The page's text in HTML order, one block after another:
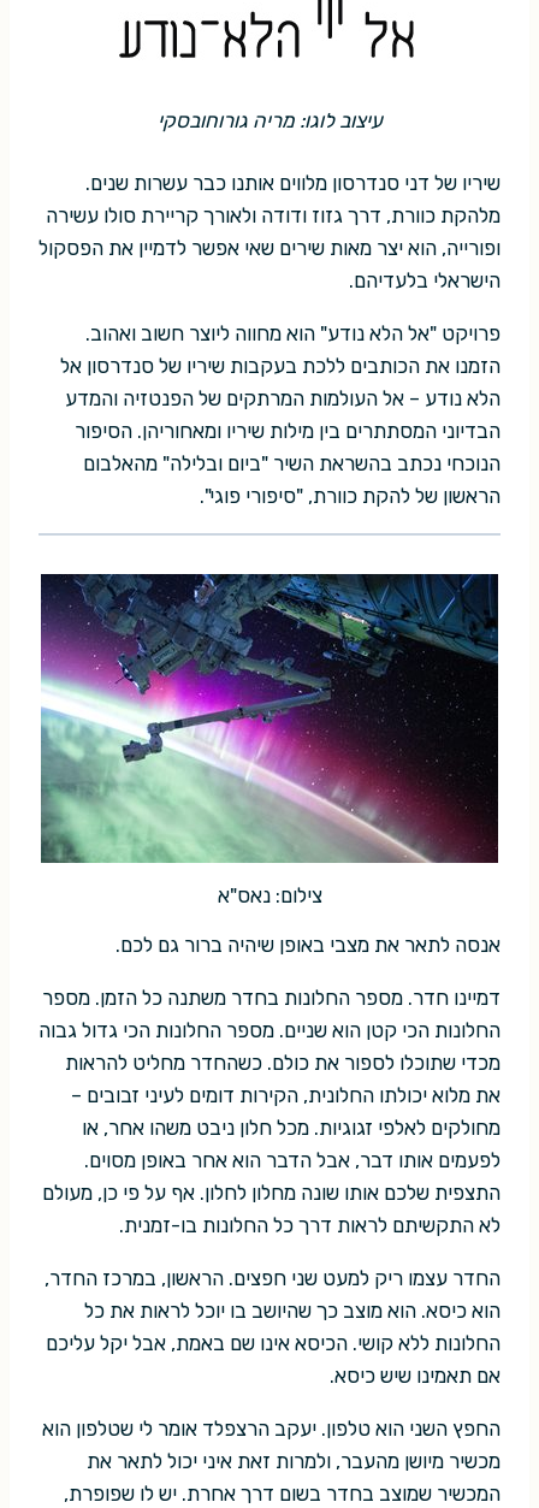
עיצוב לוגו: מריה גורוחובסקי
שיריו של דני סנדרסון מלווים אותנו כבר עשרות שנים.
מלהקת כוורת, דרך גזוז ודודה ולאורך קריירת סולו עשירה
ופורייה, הוא יצר מאות שירים שאי אפשר לדמיין את הפסקול
הישראלי בלעדיהם.
פרויקט "אל הלא נודע" הוא מחווה ליוצר חשוב ואהוב.
הזמנו את הכותבים ללכת בעקבות שיריו של סנדרסון אל
הלא נודע – אל העולמות המרתקים של הפנטזיה והמדע
הבדיוני המסתתרים בין מילות שיריו ומאחוריהן. הסיפור
הנוכחי נכתב בהשראת השיר "ביום ובלילה" מהאלבום
הראשון של להקת כוורת, "סיפורי פוגי".
צילום: נאס"א
אנסה לתאר את מצבי באופן שיהיה ברור גם לכם.
דמיינו חדר. מספר החלונות בחדר משתנה כל הזמן. מספר
החלונות הכי קטן הוא שניים. מספר החלונות הכי גדול גבוה
מכדי שתוכלו לספור את כולם. כשהחדר מחליט להראות
את מלוא יכולתו החלונית, הקירות דומים לעיני זבובים –
מחולקים לאלפי זגוגיות. מכל חלון ניבט משהו אחר, או
לפעמים אותו דבר, אבל הדבר הוא אחר באופן מסוים.
התצפית שלכם אותו שונה מחלון לחלון. אף על פי כן, מעולם
לא התקשיתם לראות דרך כל החלונות בו-זמנית.
החדר עצמו ריק למעט שני חפצים. הראשון, במרכז החדר,
הוא כיסא. הוא מוצב כך שהיושב בו יוכל לראות את כל
החלונות ללא קושי. הכיסא אינו שם באמת, אבל יקל עליכם
אם תאמינו שיש כיסא.
החפץ השני הוא טלפון. יעקב הרצפלד אומר לי שטלפון הוא
מכשיר מיושן מהעבר, ולמרות זאת איני יכול לתאר את
המכשיר שמוצב בחדר בשום דרך אחרת. יש לו שפופרת,